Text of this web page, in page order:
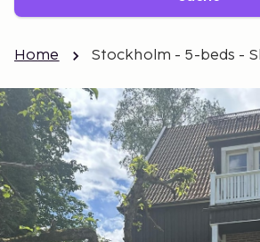
Home Stockholm - 5-beds -